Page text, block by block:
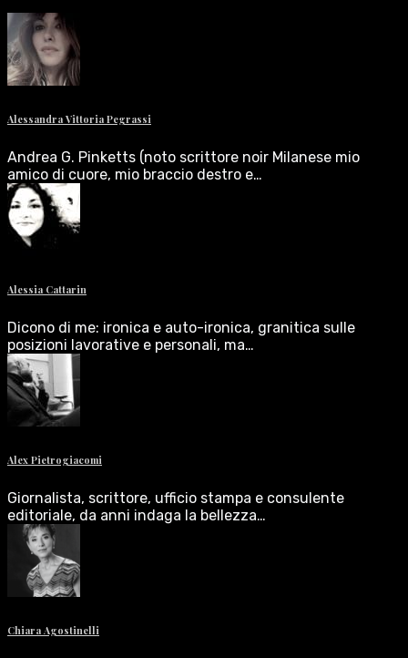
Alessandra Vittoria Pegrassi
Andrea G. Pinketts (noto scrittore noir Milanese mio
amico di cuore, mio braccio destro e…
Alessia Cattarin
Dicono di me: ironica e auto-ironica, granitica sulle
posizioni lavorative e personali, ma…
Alex Pietrogiacomi
Giornalista, scrittore, ufficio stampa e consulente
editoriale, da anni indaga la bellezza…
Chiara Agostinelli